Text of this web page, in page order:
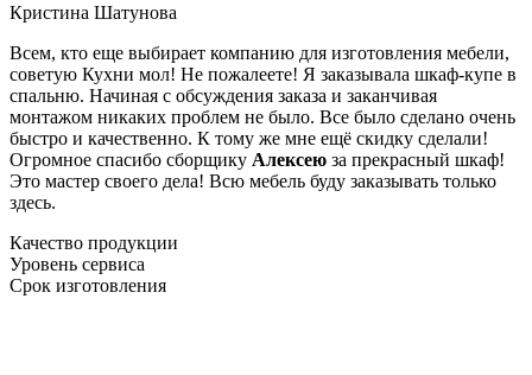
Кристина Шатунова
Всем, кто еще выбирает компанию для изготовления мебели,
советую Кухни мол! Не пожалеете! Я заказывала шкаф-купе в
спальню. Начиная с обсуждения заказа и заканчивая
монтажом никаких проблем не было. Все было сделано очень
быстро и качественно. К тому же мне ещё скидку сделали!
Огромное спасибо сборщику Алексею за прекрасный шкаф!
Это мастер своего дела! Всю мебель буду заказывать только
здесь.
Качество продукции
Уровень сервиса
Срок изготовления